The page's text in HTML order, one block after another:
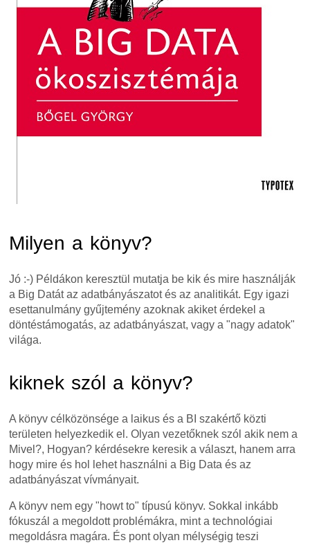
Milyen a könyv?
Jó :-) Példákon keresztül mutatja be kik és mire használják
a Big Datát az adatbányászatot és az analitikát. Egy igazi
esettanulmány gyűjtemény azoknak akiket érdekel a
döntéstámogatás, az adatbányászat, vagy a "nagy adatok"
világa.
kiknek szól a könyv?
A könyv célközönsége a laikus és a BI szakértő közti
területen helyezkedik el. Olyan vezetőknek szól akik nem a
Mivel?, Hogyan? kérdésekre keresik a választ, hanem arra
hogy mire és hol lehet használni a Big Data és az
adatbányászat vívmányait.
A könyv nem egy "howt to" típusú könyv. Sokkal inkább
fókuszál a megoldott problémákra, mint a technológiai
megoldásra magára. És pont olyan mélységig teszi